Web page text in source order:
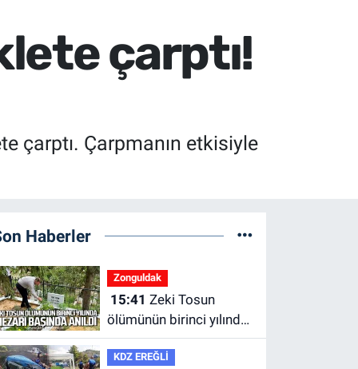
çarptı!
çarptı. Çarpmanın etkisiyle
Haberler
Zonguldak
15:41
ölümünün birinci yılında
mezarı başında anıldı.
KDZ EREĞLİ